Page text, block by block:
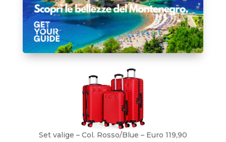
Set valige – Col. Rosso/Blue – Euro 119,90